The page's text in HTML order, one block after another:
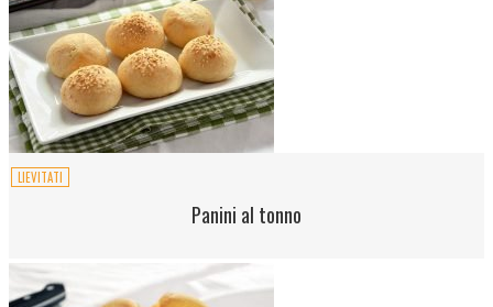
LIEVITATI
Panini al tonno